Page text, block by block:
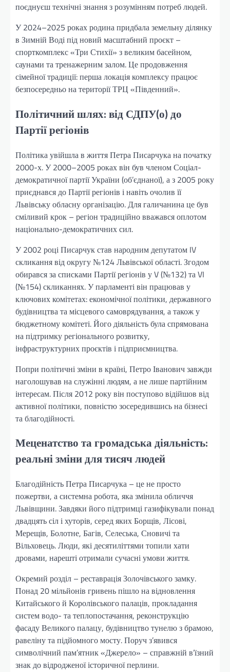
поєднуєш технічні знання з розумінням потреб людей.
У 2024–2025 роках родина придбала земельну ділянку
в Зимній Воді під новий масштабний проєкт –
спорткомплекс «Три Стихії» з великим басейном,
саунами та тренажерним залом. Це продовження
сімейної традиції: перша локація комплексу працює
безпосередньо на території ТРЦ «Південний».
Політичний шлях: від СДПУ(о) до
Партії регіонів
Політика увійшла в життя Петра Писарчука на початку
2000-х. У 2000–2005 роках він був членом Соціал-
демократичної партії України (об’єднаної), а з 2005 року
приєднався до Партії регіонів і навіть очолив її
Львівську обласну організацію. Для галичанина це був
сміливий крок – регіон традиційно вважався оплотом
національно-демократичних сил.
У 2002 році Писарчук став народним депутатом IV
скликання від округу №124 Львівської області. Згодом
обирався за списками Партії регіонів у V (№132) та VI
(№154) скликаннях. У парламенті він працював у
ключових комітетах: економічної політики, державного
будівництва та місцевого самоврядування, а також у
бюджетному комітеті. Його діяльність була спрямована
на підтримку регіонального розвитку,
інфраструктурних проєктів і підприємництва.
Попри політичні зміни в країні, Петро Іванович завжди
наголошував на служінні людям, а не лише партійним
інтересам. Після 2012 року він поступово відійшов від
активної політики, повністю зосередившись на бізнесі
та благодійності.
Меценатство та громадська діяльність:
реальні зміни для тисяч людей
Благодійність Петра Писарчука – це не просто
пожертви, а системна робота, яка змінила обличчя
Львівщини. Завдяки його підтримці газифікували понад
двадцять сіл і хуторів, серед яких Борщів, Лісові,
Мерещів, Болотне, Багів, Селеська, Сновичі та
Вільховець. Люди, які десятиліттями топили хати
дровами, нарешті отримали сучасні умови життя.
Окремий розділ – реставрація Золочівського замку.
Понад 20 мільйонів гривень пішло на відновлення
Китайського й Королівського палаців, прокладання
систем водо- та теплопостачання, реконструкцію
фасаду Великого палацу, будівництво тунелю з брамою,
равеліну та підйомного мосту. Поруч з’явився
символічний пам’ятник «Джерело» – справжній в’їзний
знак до відродженої історичної перлини.